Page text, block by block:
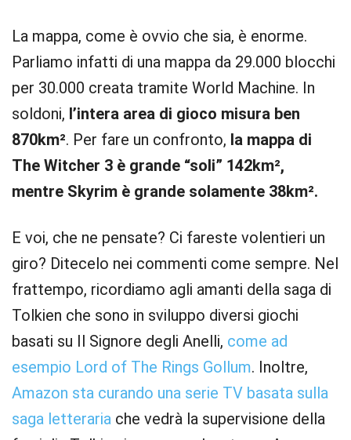
La mappa, come è ovvio che sia, è enorme.
Parliamo infatti di una mappa da 29.000 blocchi
per 30.000 creata tramite World Machine. In
soldoni, l’intera area di gioco misura ben
870km². Per fare un confronto, la mappa di
The Witcher 3 è grande “soli” 142km²,
mentre Skyrim è grande solamente 38km².
E voi, che ne pensate? Ci fareste volentieri un
giro? Ditecelo nei commenti come sempre. Nel
frattempo, ricordiamo agli amanti della saga di
Tolkien che sono in sviluppo diversi giochi
basati su Il Signore degli Anelli, come ad
esempio Lord of The Rings Gollum. Inoltre,
Amazon sta curando una serie TV basata sulla
saga letteraria che vedrà la supervisione della